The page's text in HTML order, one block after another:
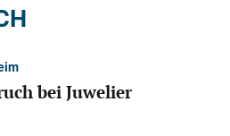
bei Juwelier